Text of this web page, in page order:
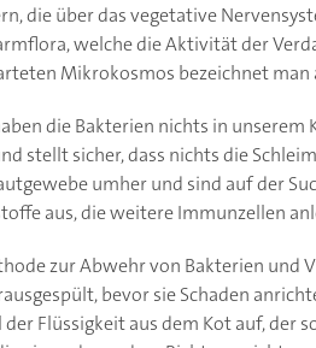
die über das vegetative
welche die Aktivität der
Mikrokosmos bezeichnet
die Bakterien nichts in unserem
stellt sicher, dass nichts die
umher und sind auf der
aus, die weitere Immunzellen
zur Abwehr von Bakterien und
bevor sie Schaden
Flüssigkeit aus dem Kot auf, der